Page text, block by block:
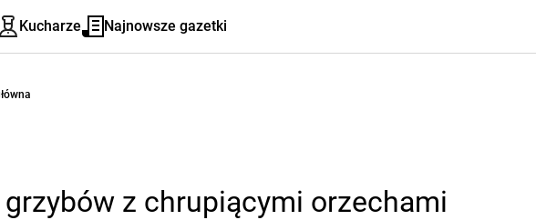
Kucharze Najnowsze gazetki
z chrupiącymi orzechami